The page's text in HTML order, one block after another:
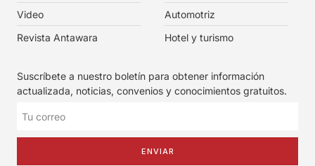
Video
Revista Antawara
Automotriz
Hotel y turismo
Suscríbete a nuestro boletín para obtener información
actualizada, noticias, convenios y conocimientos gratuitos.
ENVIAR